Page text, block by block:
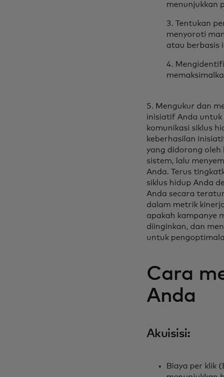
menunjukkan
3. Tentukan
menyoroti
atau berbasis
4.
5. Mengukur dan
inisiatif Anda
komunikasi siklus
keberhasilan
yang didorong oleh
sistem, lalu
Anda. Terus
siklus hidup Anda
Anda secara
dalam metrik
apakah kampanye
diinginkan, dan
untuk
Cara
Anda
Akuisisi:
Biaya per klik